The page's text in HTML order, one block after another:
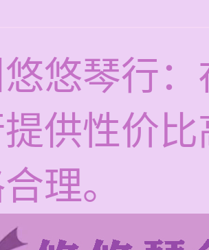
悠琴行
供性价
理。